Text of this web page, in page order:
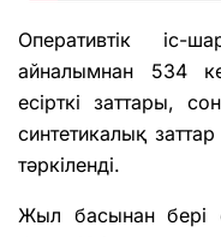
Оперативтік іс-
айналымнан 534
есірткі заттары,
синтетикалық
тәркіленді.
Жыл басынан бері